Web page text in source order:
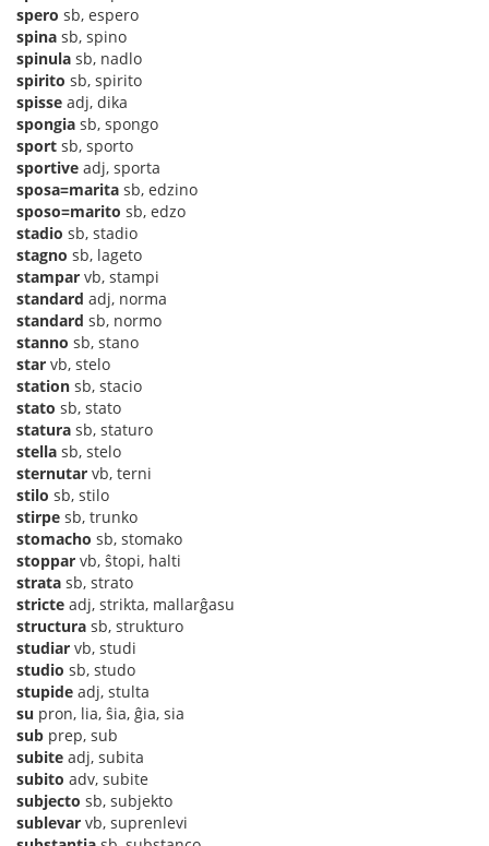
spero sb, espero
spina sb, spino
spinula sb, nadlo
spirito sb, spirito
spisse adj, dika
spongia sb, spongo
sport sb, sporto
sportive adj, sporta
sposa=marita sb, edzino
sposo=marito sb, edzo
stadio sb, stadio
stagno sb, lageto
stampar vb, stampi
standard adj, norma
standard sb, normo
stanno sb, stano
star vb, stelo
station sb, stacio
stato sb, stato
statura sb, staturo
stella sb, stelo
sternutar vb, terni
stilo sb, stilo
stirpe sb, trunko
stomacho sb, stomako
stoppar vb, ŝtopi, halti
strata sb, strato
stricte adj, strikta, mallarĝasu
structura sb, strukturo
studiar vb, studi
studio sb, studo
stupide adj, stulta
su pron, lia, ŝia, ĝia, sia
sub prep, sub
subite adj, subita
subito adv, subite
subjecto sb, subjekto
sublevar vb, suprenlevi